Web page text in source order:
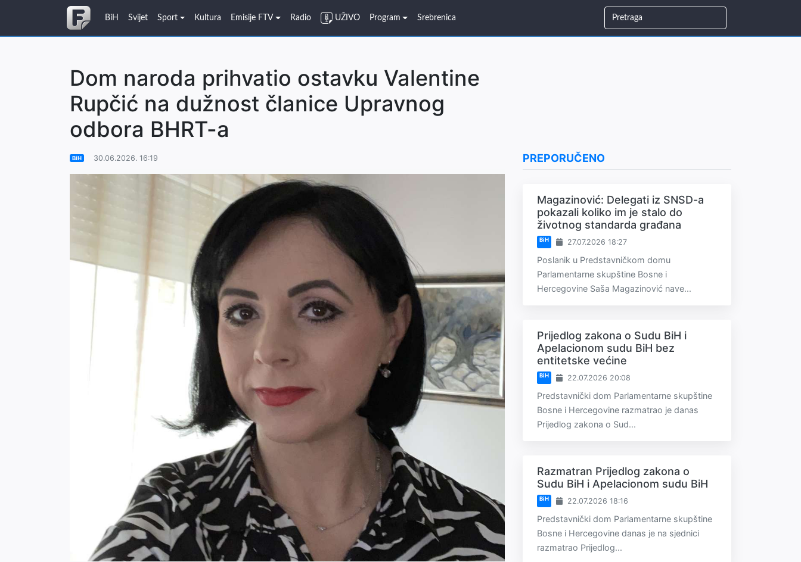
BiH Svijet Sport Kultura Emisije FTV Radio UŽIVO Program Srebrenica
Dom naroda prihvatio ostavku Valentine
Rupčić na dužnost članice Upravnog
odbora BHRT-a
BiH 30.06.2026. 16:19 PREPORUČENO
Magazinović: Delegati iz SNSD-a
pokazali koliko im je stalo do
životnog standarda građana
BiH 27.07.2026 18:27
Poslanik u Predstavničkom domu
Parlamentarne skupštine Bosne i
Hercegovine Saša Magazinović nave...
Prijedlog zakona o Sudu BiH i
Apelacionom sudu BiH bez
entitetske većine
BiH 22.07.2026 20:08
Predstavnički dom Parlamentarne skupštine
Bosne i Hercegovine razmatrao je danas
Prijedlog zakona o Sud...
Razmatran Prijedlog zakona o
Sudu BiH i Apelacionom sudu BiH
BiH 22.07.2026 18:16
Predstavnički dom Parlamentarne skupštine
Bosne i Hercegovine danas je na sjednici
razmatrao Prijedlog...